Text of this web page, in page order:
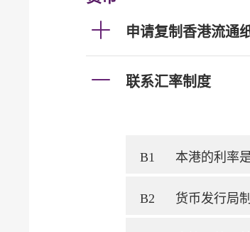
申请复制香港流通
联系汇率制度
B1 本港的利率
B2 货币发行局